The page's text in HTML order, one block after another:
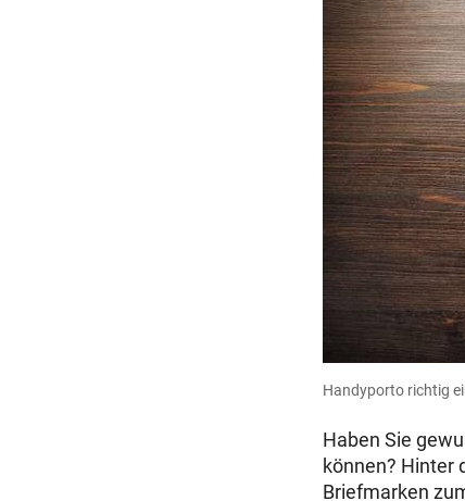
Handyporto richtig
Haben Sie
können? Hinter
Briefmarken